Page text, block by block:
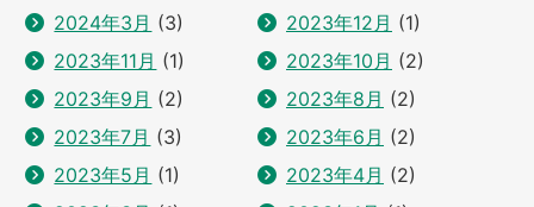
2024年3月 (3) 2023年12月 (1)
2023年11月 (1) 2023年10月 (2)
2023年9月 (2) 2023年8月 (2)
2023年7月 (3) 2023年6月 (2)
2023年5月 (1) 2023年4月 (2)